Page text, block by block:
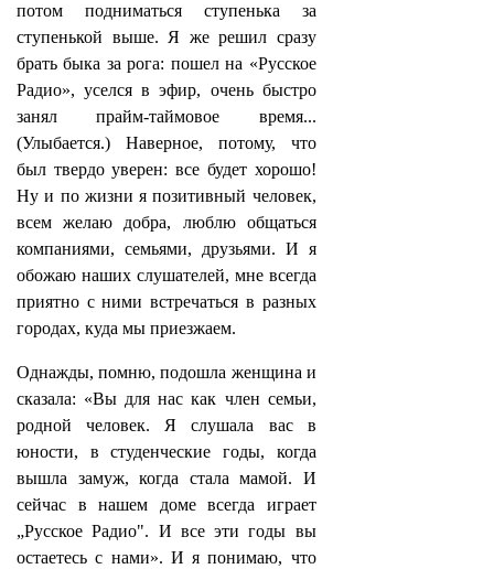
потом подниматься ступенька за
ступенькой выше. Я же решил сразу
брать быка за рога: пошел на «Русское
Радио», уселся в эфир, очень быстро
занял прайм-таймовое время...
(Улыбается.) Наверное, потому, что
был твердо уверен: все будет хорошо!
Ну и по жизни я позитивный человек,
всем желаю добра, люблю общаться
компаниями, семьями, друзьями. И я
обожаю наших слушателей, мне всегда
приятно с ними встречаться в разных
городах, куда мы приезжаем.
Однажды, помню, подошла женщина и
сказала: «Вы для нас как член семьи,
родной человек. Я слушала вас в
юности, в студенческие годы, когда
вышла замуж, когда стала мамой. И
сейчас в нашем доме всегда играет
„Русское Радио". И все эти годы вы
остаетесь с нами». И я понимаю, что